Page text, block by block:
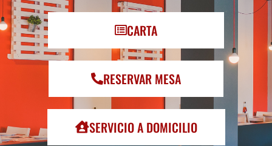
CARTA
RESERVAR MESA
SERVICIO A DOMICILIO